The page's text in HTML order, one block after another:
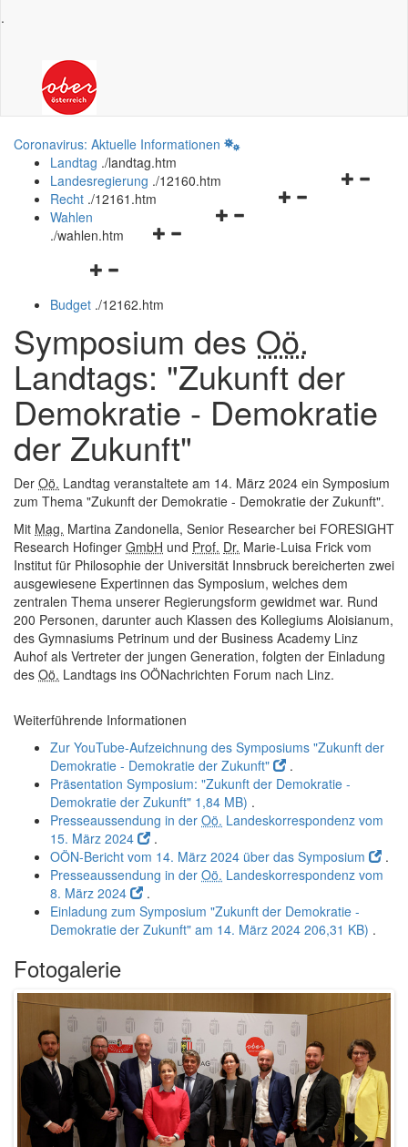
.
Coronavirus: Aktuelle Informationen
Landtag ./landtag.htm
Navigationsmenü
Landesregierung ./12160.htm
Navigationsmenü
Recht ./12161.htm
Navigationsmenü
Wahlen
./wahlen.htm
Navigationsmenü
und
Budget ./12162.htm
Symposium des Oö.
Landtags: "Zukunft der
Demokratie - Demokratie
der Zukunft"
Der Oö. Landtag veranstaltete am 14. März 2024 ein Symposium
zum Thema "Zukunft der Demokratie - Demokratie der Zukunft".
Mit Mag. Martina Zandonella, Senior Researcher bei FORESIGHT
Research Hofinger GmbH und Prof. Dr. Marie-Luisa Frick vom
Institut für Philosophie der Universität Innsbruck bereicherten zwei
ausgewiesene Expertinnen das Symposium, welches dem
zentralen Thema unserer Regierungsform gewidmet war. Rund
200 Personen, darunter auch Klassen des Kollegiums Aloisianum,
des Gymnasiums Petrinum und der Business Academy Linz
Auhof als Vertreter der jungen Generation, folgten der Einladung
des Oö. Landtags ins OÖNachrichten Forum nach Linz.
Weiterführende Informationen
Zur YouTube-Aufzeichnung des Symposiums "Zukunft der
Demokratie - Demokratie der Zukunft"
.
Präsentation Symposium: "Zukunft der Demokratie -
Demokratie der Zukunft" 1,84 MB) .
Presseaussendung in der Oö. Landeskorrespondenz vom
15. März 2024
.
OÖN-Bericht vom 14. März 2024 über das Symposium
.
Presseaussendung in der Oö. Landeskorrespondenz vom
8. März 2024
.
Einladung zum Symposium "Zukunft der Demokratie -
Demokratie der Zukunft" am 14. März 2024 206,31 KB) .
Fotogalerie